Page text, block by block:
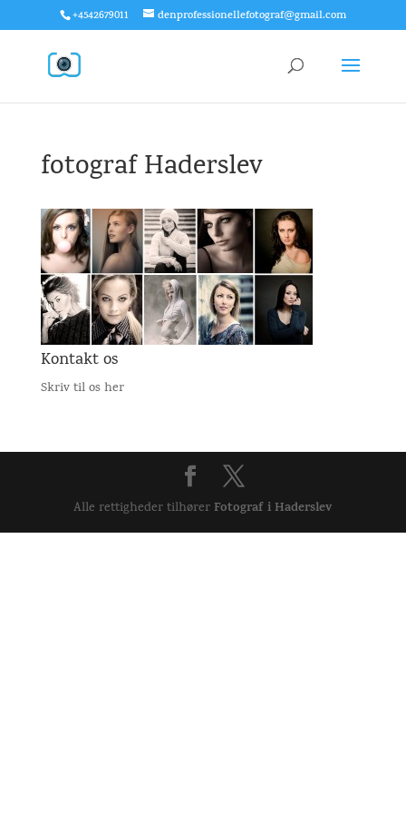
+4542679011 denprofessionellefotograf@gmail.com
fotograf Haderslev
Kontakt os
Skriv til os her
Alle rettigheder tilhører Fotograf i Haderslev